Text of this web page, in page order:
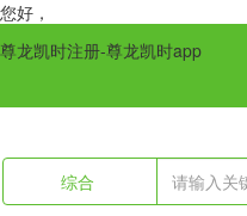
您好，
尊龙凯时注册-尊龙凯时app
综合